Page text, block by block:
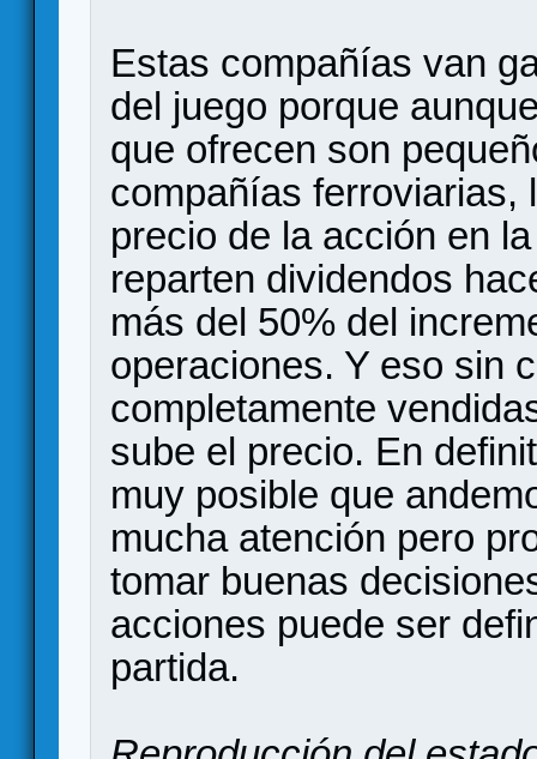
Estas compañías van
del juego porque
que ofrecen son
compañías ferroviarias,
precio de la acción en
reparten dividendos
más del 50% del
operaciones. Y eso sin
completamente
sube el precio. En
muy posible que
mucha atención pero
tomar buenas
acciones puede ser
partida.